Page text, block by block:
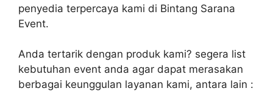
penyedia terpercaya kami di Bintang Sarana
Event.
Anda tertarik dengan produk kami? segera list
kebutuhan event anda agar dapat merasakan
berbagai keunggulan layanan kami, antara lain :